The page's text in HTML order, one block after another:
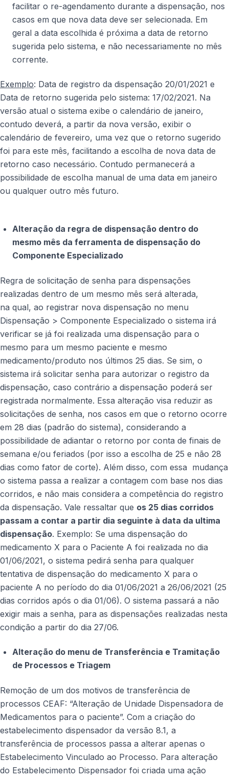
facilitar o re-agendamento durante a dispensação, nos
casos em que nova data deve ser selecionada. Em
geral a data escolhida é próxima a data de retorno
sugerida pelo sistema, e não necessariamente no mês
corrente.
Exemplo: Data de registro da dispensação 20/01/2021 e
Data de retorno sugerida pelo sistema: 17/02/2021. Na
versão atual o sistema exibe o calendário de janeiro,
contudo deverá, a partir da nova versão, exibir o
calendário de fevereiro, uma vez que o retorno sugerido
foi para este mês, facilitando a escolha de nova data de
retorno caso necessário. Contudo permanecerá a
possibilidade de escolha manual de uma data em janeiro
ou qualquer outro mês futuro.
Alteração da regra de dispensação dentro do
mesmo mês da ferramenta de dispensação do
Componente Especializado
Regra de solicitação de senha para dispensações
realizadas dentro de um mesmo mês será alterada,
na qual, ao registrar nova dispensação no menu
Dispensação > Componente Especializado o sistema irá
verificar se já foi realizada uma dispensação para o
mesmo para um mesmo paciente e mesmo
medicamento/produto nos últimos 25 dias. Se sim, o
sistema irá solicitar senha para autorizar o registro da
dispensação, caso contrário a dispensação poderá ser
registrada normalmente. Essa alteração visa reduzir as
solicitações de senha, nos casos em que o retorno ocorre
em 28 dias (padrão do sistema), considerando a
possibilidade de adiantar o retorno por conta de finais de
semana e/ou feriados (por isso a escolha de 25 e não 28
dias como fator de corte). Além disso, com essa mudança
o sistema passa a realizar a contagem com base nos dias
corridos, e não mais considera a competência do registro
da dispensação. Vale ressaltar que os 25 dias corridos
passam a contar a partir dia seguinte à data da ultima
dispensação. Exemplo: Se uma dispensação do
medicamento X para o Paciente A foi realizada no dia
01/06/2021, o sistema pedirá senha para qualquer
tentativa de dispensação do medicamento X para o
paciente A no período do dia 01/06/2021 a 26/06/2021 (25
dias corridos após o dia 01/06). O sistema passará a não
exigir mais a senha, para as dispensações realizadas nesta
condição a partir do dia 27/06.
Alteração do menu de Transferência e Tramitação
de Processos e Triagem
Remoção de um dos motivos de transferência de
processos CEAF: “Alteração de Unidade Dispensadora de
Medicamentos para o paciente”. Com a criação do
estabelecimento dispensador da versão 8.1, a
transferência de processos passa a alterar apenas o
Estabelecimento Vinculado ao Processo. Para alteração
do Estabelecimento Dispensador foi criada uma ação